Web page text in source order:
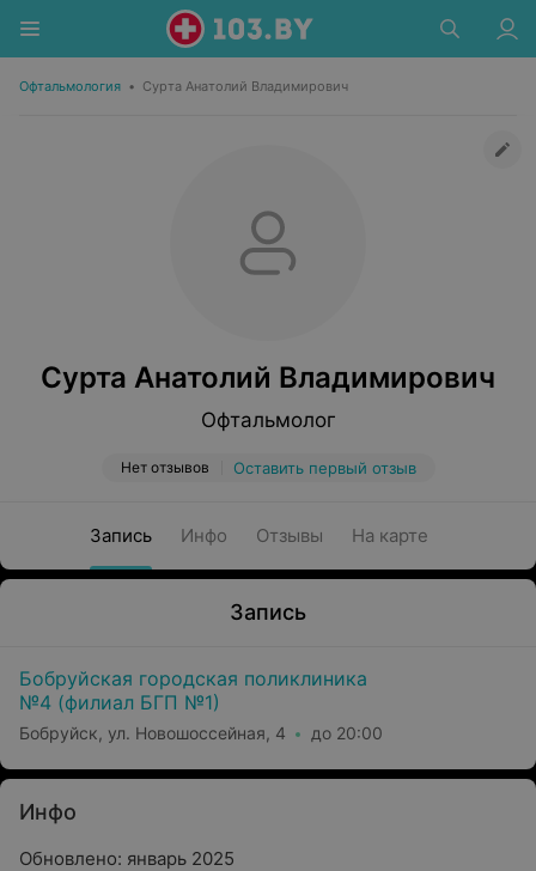
Офтальмология • Сурта Анатолий Владимирович
Сурта Анатолий Владимирович
Офтальмолог
Нет отзывов Оставить первый отзыв
Запись Инфо Отзывы На карте
Запись
Бобруйская городская поликлиника
№4 (филиал БГП №1)
Бобруйск, ул. Новошоссейная, 4 до 20:00
Инфо
Обновлено: январь 2025